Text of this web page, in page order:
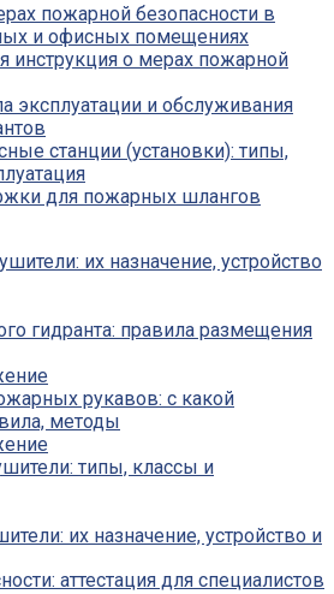
пожарной безопасности в
и офисных помещениях
инструкция о мерах пожарной
эксплуатации и обслуживания
станции (установки): типы,
для пожарных шлангов
их назначение, устройство
гидранта: правила размещения
рукавов: с какой
методы
типы, классы и
их назначение, устройство и
аттестация для специалистов